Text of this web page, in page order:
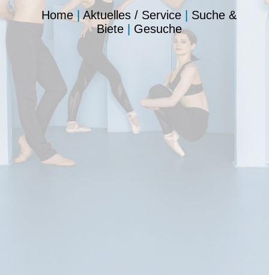
Home|Aktuelles / Service
Suche &
Biete| Gesuche